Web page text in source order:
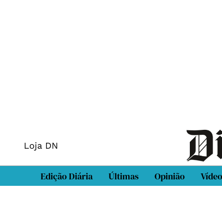
Loja DN
Edição Diária Últimas Opinião